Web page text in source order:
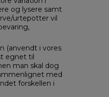
og lysere samt
urtepotter vil
(anvendt i vores
egnet til
man skal dog
med
forskellen i